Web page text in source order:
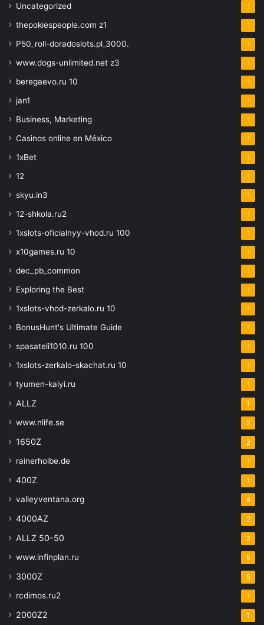
Uncategorized 1
thepokiespeople.com z1 1
P50_roll-doradoslots.pl_3000. 1
www.dogs-unlimited.net z3 1
beregaevo.ru 10 1
jan1 1
Business, Marketing 1
Casinos online en México 1
1xBet 1
12 1
skyu.in3 1
12-shkola.ru2 1
1xslots-oficialnyy-vhod.ru 100 1
x10games.ru 10 1
dec_pb_common 1
Exploring the Best 1
1xslots-vhod-zerkalo.ru 10 1
BonusHunt's Ultimate Guide 1
spasateli1010.ru 100 1
1xslots-zerkalo-skachat.ru 10 1
tyumen-kaiyi.ru 1
ALLZ 1
www.nlife.se 2
1650Z 2
rainerholbe.de 1
400Z 1
valleyventana.org 4
4000AZ 2
ALLZ 50-50 2
www.infinplan.ru 5
3000Z 5
rcdimos.ru2 1
2000Z2 1